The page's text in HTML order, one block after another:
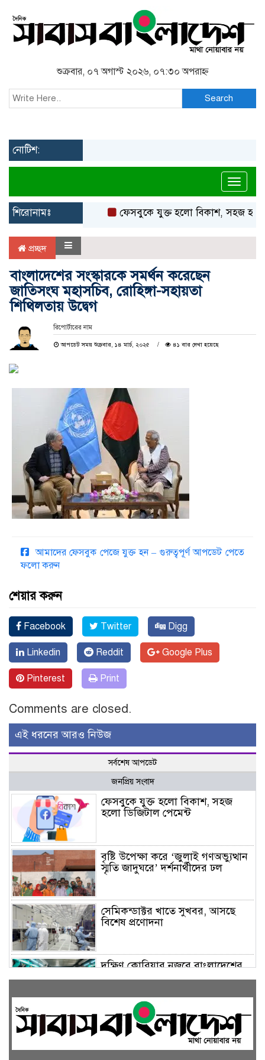
শুক্রবার, ০৭ অগাস্ট ২০২৬, ০৭:৩০ অপরাহ্ন
Search
নোটিশ:
শিরোনামঃ ফেসবুকে যুক্ত হলো বিকাশ, সহজ হলো
প্রচ্ছদ
বাংলাদেশের সংস্কারকে সমর্থন করেছেন
জাতিসংঘ মহাসচিব, রোহিঙ্গা-সহায়তা
শিথিলতায় উদ্বেগ
রিপোর্টারের নাম
আপডেট সময় শুক্রবার, ১৪ মার্চ, ২০২৫ ৪১ বার দেখা হয়েছে
আমাদের ফেসবুক পেজে যুক্ত হন – গুরুত্বপূর্ণ আপডেট পেতে
ফলো করুন
শেয়ার করুন
Facebook Twitter Digg
Linkedin Reddit Google Plus
Pinterest Print
Comments are closed.
এই ধরনের আরও নিউজ
সর্বশেষ আপডেট
জনপ্রিয় সংবাদ
ফেসবুকে যুক্ত হলো বিকাশ, সহজ
হলো ডিজিটাল পেমেন্ট
বৃষ্টি উপেক্ষা করে ‘জুলাই গণঅভ্যুত্থান
স্মৃতি জাদুঘরে’ দর্শনার্থীদের ঢল
সেমিকন্ডাক্টর খাতে সুখবর, আসছে
বিশেষ প্রণোদনা
দক্ষিণ কোরিয়ার নজরে বাংলাদেশের
পোশাক শিল্প, বড় বিনিয়োগ সম্ভাবনা
জলাবদ্ধ এলাকায় কৃষিতে নতুন দিগন্ত:
পলি নেট হাউসে বছরে ১০ লাখ পর্যন্ত
মানসম্মত চারা উৎপাদন